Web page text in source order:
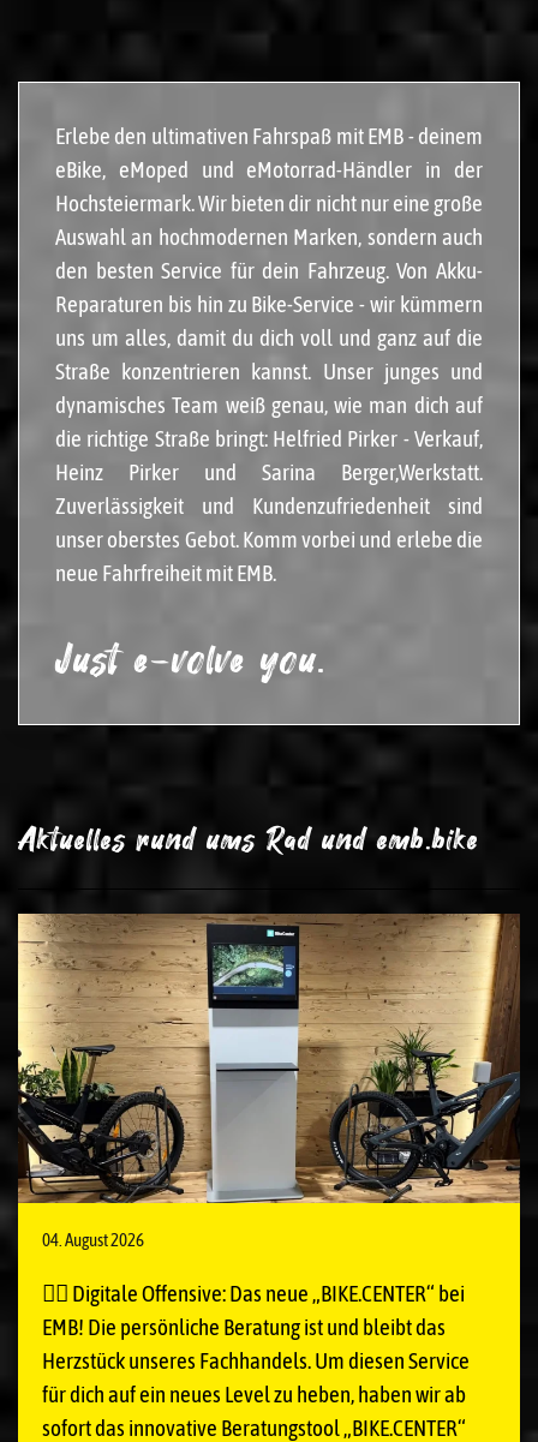
Erlebe den ultimativen Fahrspaß mit EMB - deinem
eBike, eMoped und eMotorrad-Händler in der
Hochsteiermark. Wir bieten dir nicht nur eine große
Auswahl an hochmodernen Marken, sondern auch
den besten Service für dein Fahrzeug. Von Akku-
Reparaturen bis hin zu Bike-Service - wir kümmern
uns um alles, damit du dich voll und ganz auf die
Straße konzentrieren kannst. Unser junges und
dynamisches Team weiß genau, wie man dich auf
die richtige Straße bringt: Helfried Pirker - Verkauf,
Heinz Pirker und Sarina Berger,Werkstatt.
Zuverlässigkeit und Kundenzufriedenheit sind
unser oberstes Gebot. Komm vorbei und erlebe die
neue Fahrfreiheit mit EMB.
Just e-volve you.
Aktuelles rund ums Rad und emb.bike
04. August 2026
🚴‍♂️ Digitale Offensive: Das neue „BIKE.CENTER“ bei
EMB! Die persönliche Beratung ist und bleibt das
Herzstück unseres Fachhandels. Um diesen Service
für dich auf ein neues Level zu heben, haben wir ab
sofort das innovative Beratungstool „BIKE.CENTER“